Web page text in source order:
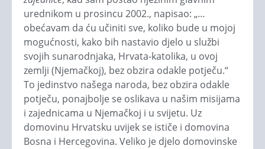
urednikom u prosincu 2002., napisao: „…
obećavam da ću učiniti sve, koliko bude u mojoj
mogućnosti, kako bih nastavio djelo u službi
svojih sunarodnjaka, Hrvata-katolika, u ovoj
zemlji (Njemačkoj), bez obzira odakle potječu.“
To jedinstvo našega naroda, bez obzira odakle
potječu, ponajbolje se oslikava u našim misijama
i zajednicama u Njemačkoj i u svijetu. Uz
domovinu Hrvatsku uvijek se ističe i domovina
Bosna i Hercegovina. Veliko je djelo domovinske